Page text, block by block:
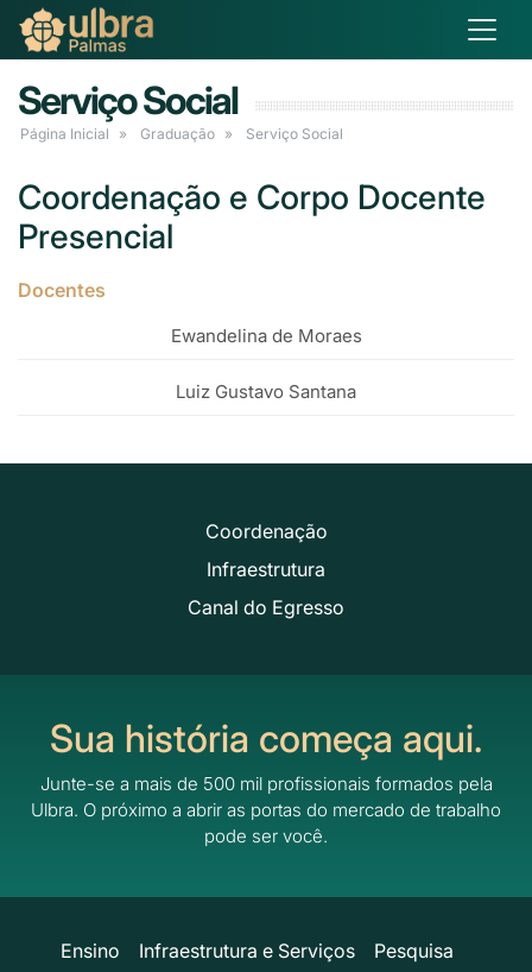
Serviço Social
Página Inicial Graduação Serviço Social
Coordenação e Corpo Docente
Presencial
Docentes
Ewandelina de Moraes
Luiz Gustavo Santana
Coordenação
Infraestrutura
Canal do Egresso
Sua história começa aqui.
Junte-se a mais de 500 mil profissionais formados pela
Ulbra. O próximo a abrir as portas do mercado de trabalho
pode ser você.
Ensino Infraestrutura e Serviços
Pesquisa